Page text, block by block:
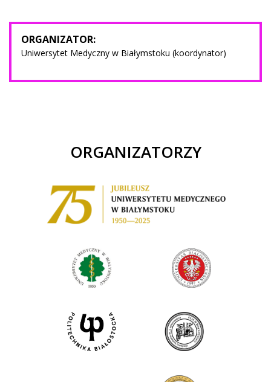
ORGANIZATOR:
Uniwersytet Medyczny w Białymstoku (koordynator)
ORGANIZATORZY